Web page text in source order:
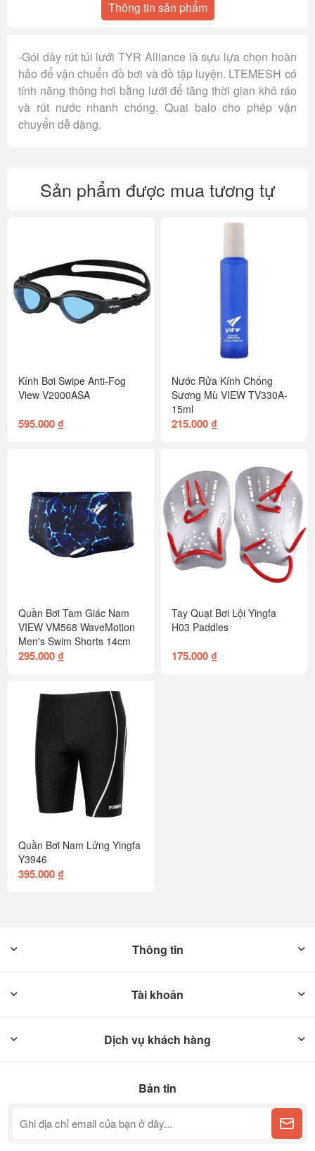
Thông tin sản phẩm
-Gói dây rút túi lưới TYR Alliance là sựu lựa chọn hoàn
hảo để vận chuển đồ bơi và đồ tập luyện. LTEMESH có
tính năng thông hơi bằng lưới để tăng thời gian khô ráo
và rút nước nhanh chóng. Quai balo cho phép vận
chuyển dễ dàng.
Sản phẩm được mua tương tự
Kính Bơi Swipe Anti-Fog
View V2000ASA
595.000 ₫
Nước Rửa Kính Chống
Sương Mù VIEW TV330A-
15ml
215.000 ₫
Quần Bơi Tam Giác Nam
VIEW VM568 WaveMotion
Men's Swim Shorts 14cm
295.000 ₫
Tay Quạt Bơi Lội Yingfa
H03 Paddles
175.000 ₫
Quần Bơi Nam Lửng Yingfa
Y3946
395.000 ₫
Thông tin
Tài khoản
Dịch vụ khách hàng
Bản tin